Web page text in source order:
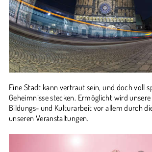
Eine Stadt kann vertraut sein, und doch voll
Geheimnisse stecken. Ermöglicht wird
Bildungs- und Kulturarbeit vor allem durch
unseren Veranstaltungen.